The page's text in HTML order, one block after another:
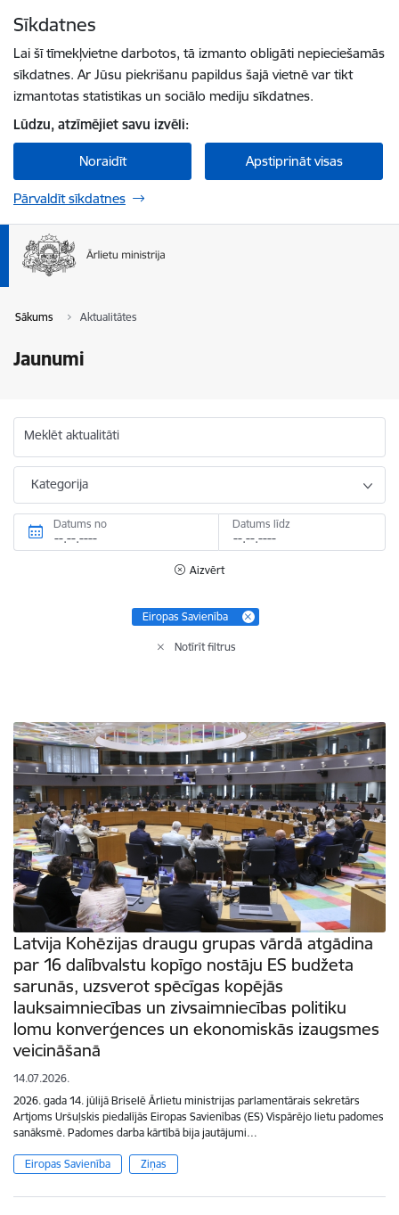
Sīkdatnes
Lai šī tīmekļvietne darbotos, tā izmanto obligāti nepieciešamās
sīkdatnes. Ar Jūsu piekrišanu papildus šajā vietnē var tikt
izmantotas statistikas un sociālo mediju sīkdatnes.
Lūdzu, atzīmējiet savu izvēli:
Noraidīt Apstiprināt visas
Pārvaldīt sīkdatnes
Sākums Aktualitātes
Jaunumi
Meklēt aktualitāti
Kategorija
Datums no Datums līdz
Aizvērt
Eiropas Savienība
Notīrīt filtrus
Latvija Kohēzijas draugu grupas vārdā atgādina
par 16 dalībvalstu kopīgo nostāju ES budžeta
sarunās, uzsverot spēcīgas kopējās
lauksaimniecības un zivsaimniecības politiku
lomu konverģences un ekonomiskās izaugsmes
veicināšanā
14.07.2026.
2026. gada 14. jūlijā Briselē Ārlietu ministrijas parlamentārais sekretārs
Artjoms Uršuļskis piedalījās Eiropas Savienības (ES) Vispārējo lietu padomes
sanāksmē. Padomes darba kārtībā bija jautājumi…
Eiropas Savienība Ziņas